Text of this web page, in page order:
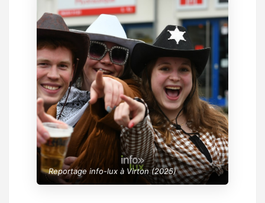
Reportage info-lux à Virton (2025)